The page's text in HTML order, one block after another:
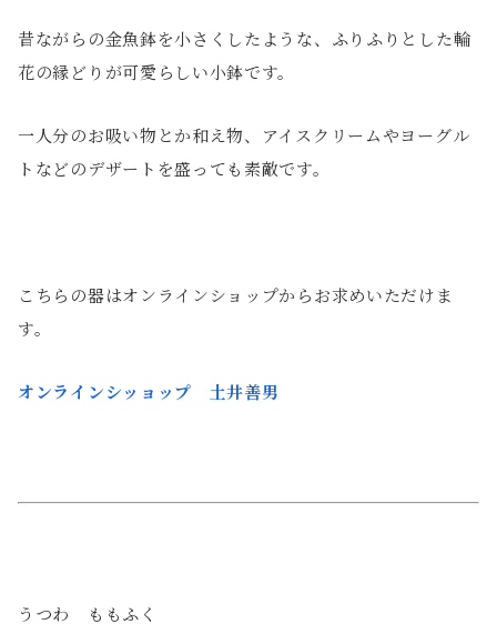
昔ながらの金魚鉢を小さくしたような、ふりふりとした輪
花の縁どりが可愛らしい小鉢です。
一人分のお吸い物とか和え物、アイスクリームやヨーグル
トなどのデザートを盛っても素敵です。
こちらの器はオンラインショップからお求めいただけま
す。
オンラインシッョップ 土井善男
うつわ ももふく